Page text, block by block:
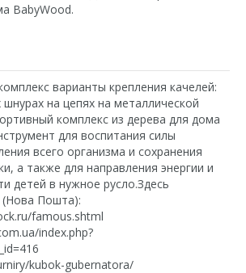
BabyWood.
варианты крепления качелей:
шнурах на цепях на металлической
комплекс из дерева для дома
для воспитания силы
всего организма и сохранения
а также для направления энергии и
детей в нужное русло.Здесь
(Нова Пошта):
famous.shtml
index.php?
kubok-gubernatora/